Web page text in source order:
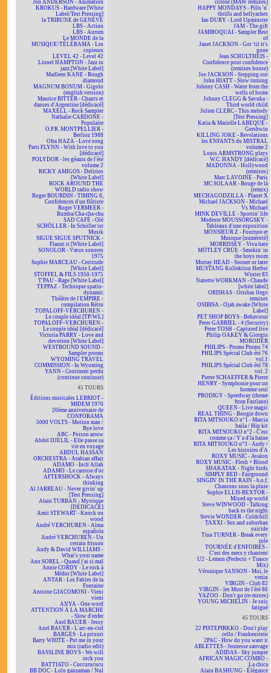
Jon ANDERSON - Animation
KROKUS - Hardware [White
Label/Test Pressing]
la TRIBUNE de GENÈVE
LBS - Action
LBS - Aurum
Le MONDE de la
MUSIQUE/TÉLÉRAMA - Les
copieurs
LEVEL 42 - Level 42
Lionel HAMPTON - Jazz in
jazz [White Label]
Madleen KANE - Rough
diamond
MAGNUM BONUM - Gigolo
(english version)
Maurice BITTER - Chants et
danses d'Argentine [dédicacé]
MAXELL - Rock Sampler
Nathalie CARDONE -
Populaire
O.P.R. MONTPELLIER -
Berlioz 1988
Ofra HAZA - Love song
Patti FLYNN - With love to you
[dédicacé]
POLYDOR - les géants de l'été
volume 2
RICKY AMIGOS - Delirios
[White Label]
ROCK AROUND THE
WORLD radio show
Roger BOURDIN - TIMING 8,
Confidences d'un flûtiste
Roger VERMEER -
Rumba/Cha-cha-cha
SAD CAFÉ - Olé
SCHÖLLER - In Schöller ist
Musik
SIGUE SIGUE SPUTNICK -
Flaunt it [White Label]
SONOLOR - Vœux sonores
1975
Sophie MARCEAU - Certitude
[White Label]
STOFFEL & FILS 1950-1975
T'PAU - Rage [White Label]
TEPPAZ - Technique spatio-
dynamic
Théâtre de l'EMPIRE -
compilation Rétro
TOPALOFF-VERCHUREN -
Le couple idéal [TP/WL]
TOPALOFF~VERCHUREN -
Le couple idéal [dédicacé]
Victoria PARRY - Love and
devotion [White Label]
WESTBOUND SOUND -
Sampler promo
WYOMING TRAVEL
COMMISSION - In Wyoming
YANN - Continent perdu
(continue continue)
45 TOURS
Éditions musicales LEBRIOT -
MIDEM 1970
20ème anniversaire de
CONFORAMA
5000 VOLTS - Motion man /
Bye love
ABC - Poison arrow
Abdel DJELIL - Elle passe sa
vie en voyage
ABDUL HASSAN
ORCHESTRA - Arabian affair
ADAMO - Inch'Allah
ADAMO - Le carosse d'or
AFTERSHOCK - Always
thinking
Al JARREAU - Never givin' up
[Test Pressing]
Alain TURBAN - Mystique
[DÉDICACÉ]
Amii STEWART - Knock on
wood
André VERCHUREN - Alma
española
André VERCHUREN - Un
certain frisson
Andy & David WILLIAMS -
What's your name
Ann SOREL - Quand j'ai si mal
Annie CORDY - Le rock à
Médor [White Label]
ANTAR - Les Fables de la
Fontaine
Antoine GIACOMONI - Vieni
vieni
ANYA - One word
ATTENTION À LA MARCHE
- Slow d'enfer
Axel BAUER - Jessy
Axel BAUER - L'arc-en-ciel
BARGES - La pitxuri
Barry WHITE - Put me in your
mix (radio edit)
BASSLINE BOYS - We will
rock you
BATTIATO - Cuccurucucu
BB DOC - Lolo ganzaman / Nul
colour (MAW remixes)
HAPPY MONDAYS - Pills 'n'
thrills and bellyaches
Ian DURY - Lord Upminster
JAM - The gift
JAMIROQUAI - Sampler Best
of
Janet JACKSON - Got 'til it's
gone
Jean SCHULTHEIS -
Confidence pour confidence
(remixes house)
Joe JACKSON - Stepping out
John HIATT - Slow turning
Johnny CASH - Water from the
wells of home
Johnny CLEGG & Savuka -
Third world child
Julien CLERC - This melody
[Test Pressing]
Katia & Marielle LABEQUE -
Gershwin
KILLING JOKE - Revelations
les ENFANTS du MISTRAL
volume 2
Louis ARMSTRONG plays
W.C. HANDY [dédicacé]
MADONNA - Hollywood
(remixes)
Marc LAVOINE - Paris
MC SOLAAR - Bouge de là
(remix)
MECHAGODZILLA - Planet X
Michael JACKSON - Michael
Vs Michael
MINK DEVILLE - Sportin' life
Modeste MOUSSORGSKY -
Tableaux d'une exposition
MONSIEUR Z - Fourrure et
Musique [numéroté]
MORRISSEY - Viva hate
MÖTLEY CRÜE - Smokin' in
the boys room
Murray HEAD - Sooner or later
MUSTANG Kollektion Herbst
Winter 83
Nanette WORKMAN - Chaude
[white label]
ORISHAS - Orishas llego
remixes
OSIBISA - Ojah awake [White
Label]
PET SHOP BOYS - Behaviour
Peter GABRIEL - 4 (Security)
Peter TOSH - Captured live
Philip OAKEY & Giorgio
MORODER
PHILIPS - Promo Promo 74
PHILIPS Spécial Club été 76
vol.1
PHILIPS Spécial Club été 78
vol. 2
Pierre SCHAEFFER & Pierre
HENRY - Symphonie pour un
homme seul
PRODIGY - Speedway (theme
from Fastlane)
QUEEN - Live magic
REAL THING - Boogie down
RITA MITSOUKO n°1 - Marcia
baila / Hip kit
RITA MITSOUKO n°2 - C'est
comme ça / Y'a d'la haine
RITA MITSOUKO n°3 - Andy /
Les histoires d'A
ROXY MUSIC - Avalon
ROXY MUSIC - Flesh + Blood
SHAKATAK - Night birds
SIMPLY RED - Fairground
SINGIN' IN THE RAIN - b.o.f.
Chantons sous la pluie
Sophie ELLIS-BEXTOR -
Mixed up world
Steve WINWOOD - Talking
back to the night
Stevie WONDER - Coldchill
TAXXI - Sex and suburban
suicide
Tina TURNER - Break every
rule
TOURNÉE d'ENFOIRÉS -
C'est des mecs y chantent
U2 - Lemon (Perfecto + Trance
Mix)
Véronique SANSON - Moi, le
venin
VIRGIN - Club 82
VIRGIN - les Must de l'été 86
YAZOO - Don't go (re-mixes)
YOUNG MICHELIN - Je suis
fatigué
45 TOURS
22 PISTEPIRKKO - Don't play
cello / Frankenstein
2PAC - How do you want it
ABLETTES - Jeunesse sauvage
ADIDAS - Sky jumper
AFRICAN MAGIC COMBO -
La chica
Alain BASHUNG - Élégance